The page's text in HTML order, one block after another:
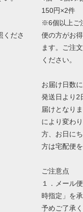
くださ
150円×2件
※6個以上ご
便の方がお
ます。ご注
ください。
お届け日数
発送日より2
届けとなり
により変わ
方、お日に
方は宅配便
ご注意点
１．メール
時指定」を
予めご了承く